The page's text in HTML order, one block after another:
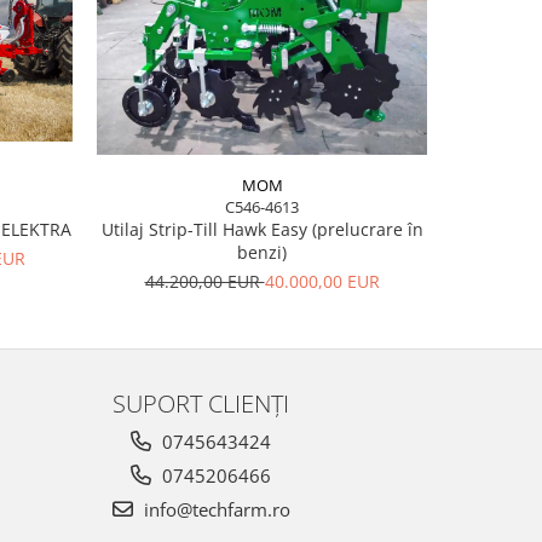
MOM
C546-4613
Utilaj Strip-Till Hawk Easy (prelucrare în
benzi)
44.200,00 EUR40.000,00 EUR
SUPORT CLIENȚI
0745643424
0745206466
info@techfarm.ro